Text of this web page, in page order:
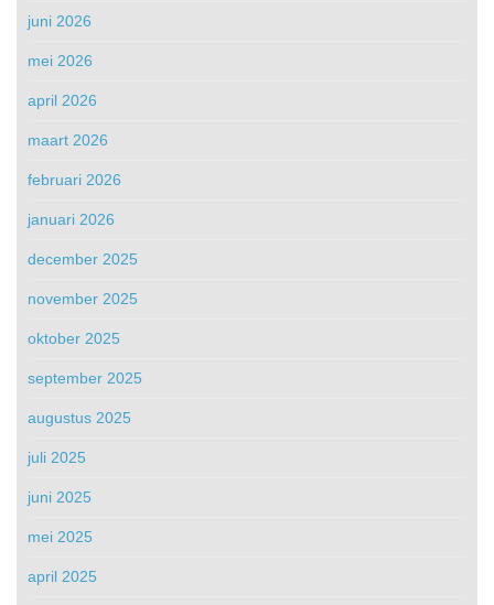
juni 2026
mei 2026
april 2026
maart 2026
februari 2026
januari 2026
december 2025
november 2025
oktober 2025
september 2025
augustus 2025
juli 2025
juni 2025
mei 2025
april 2025